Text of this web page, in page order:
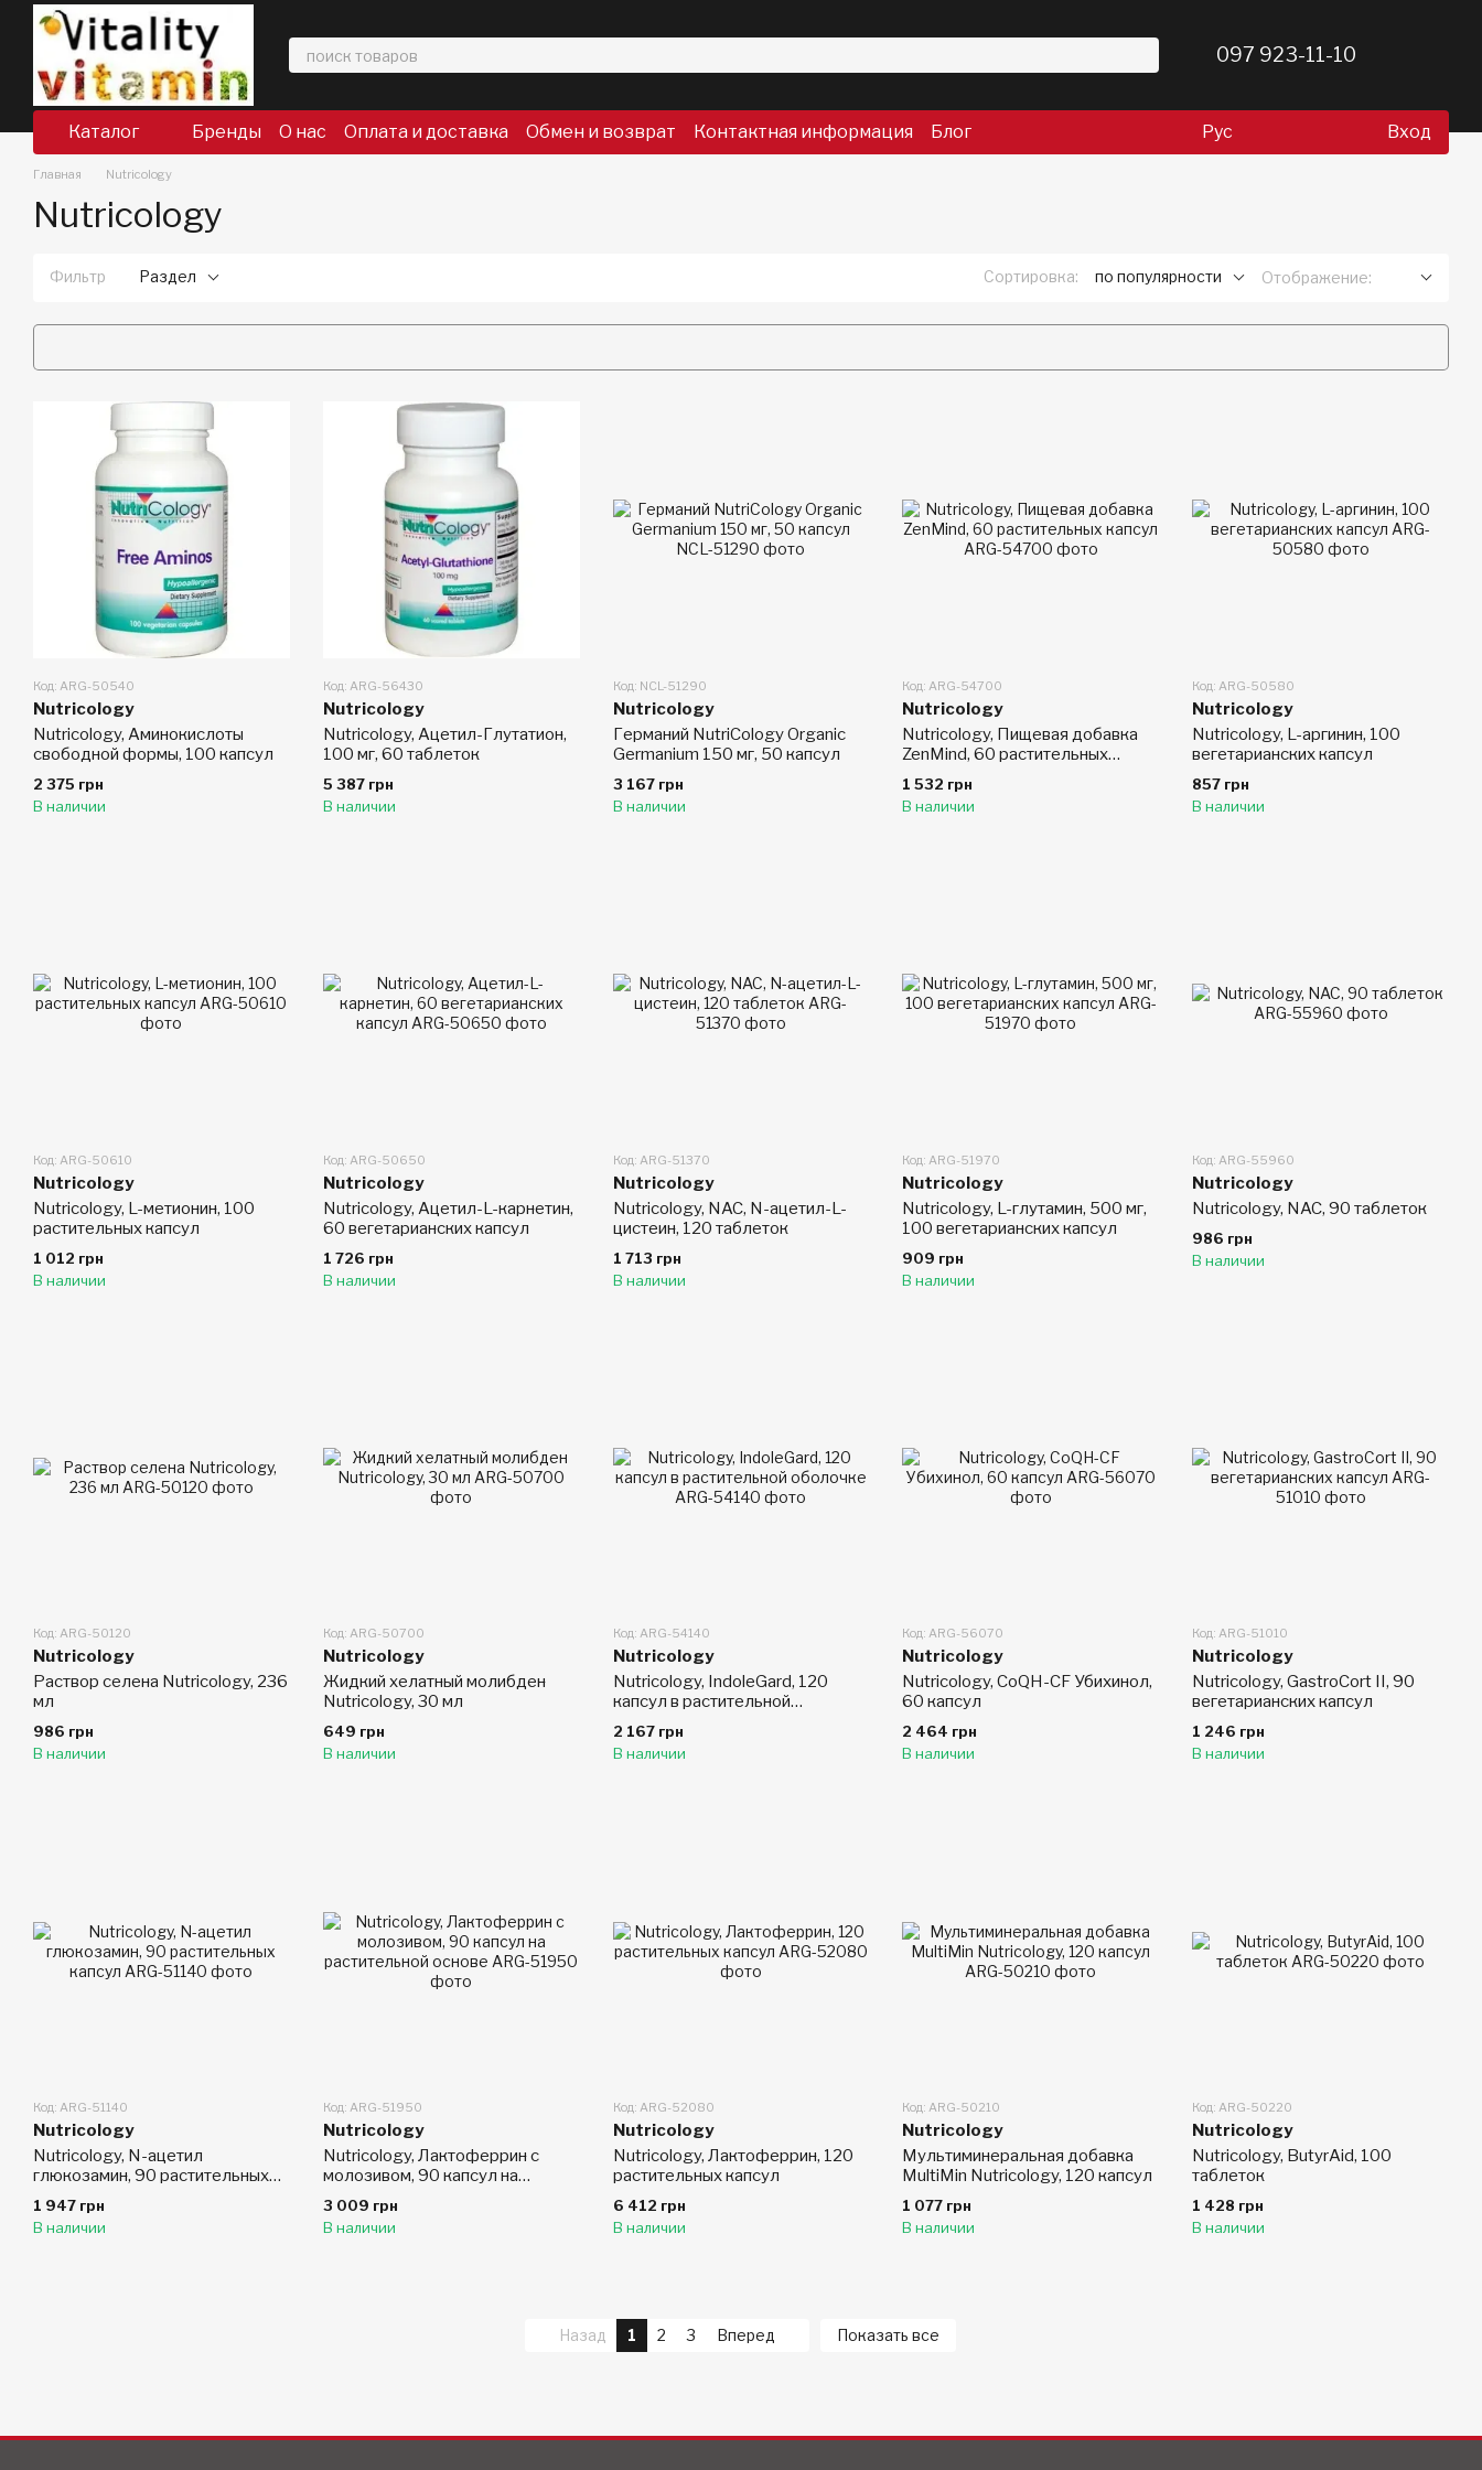
Перейти к основному контенту
097 923-11-10
Каталог Бренды О нас Оплата и доставка Обмен и возврат Контактная информация Блог Рус Вход
Главная Nutricology
Nutricology
Фильтр Раздел Сортировка: по популярности Отображение:
Код: ARG-50540
Nutricology
Nutricology, Аминокислоты
свободной формы, 100 капсул
2 375 грн
В наличии
Код: ARG-56430
Nutricology
Nutricology, Ацетил-Глутатион,
100 мг, 60 таблеток
5 387 грн
В наличии
Код: NCL-51290
Nutricology
Германий NutriCology Organic
Germanium 150 мг, 50 капсул
3 167 грн
В наличии
Код: ARG-54700
Nutricology
Nutricology, Пищевая добавка
ZenMind, 60 растительных
капсул
1 532 грн
В наличии
Код: ARG-50580
Nutricology
Nutricology, L-аргинин, 100
вегетарианских капсул
857 грн
В наличии
Код: ARG-50610
Nutricology
Nutricology, L-метионин, 100
растительных капсул
1 012 грн
В наличии
Код: ARG-50650
Nutricology
Nutricology, Ацетил-L-карнетин,
60 вегетарианских капсул
1 726 грн
В наличии
Код: ARG-51370
Nutricology
Nutricology, NAC, N-ацетил-L-
цистеин, 120 таблеток
1 713 грн
В наличии
Код: ARG-51970
Nutricology
Nutricology, L-глутамин, 500 мг,
100 вегетарианских капсул
909 грн
В наличии
Код: ARG-55960
Nutricology
Nutricology, NAC, 90 таблеток
986 грн
В наличии
Код: ARG-50120
Nutricology
Раствор селена Nutricology, 236
мл
986 грн
В наличии
Код: ARG-50700
Nutricology
Жидкий хелатный молибден
Nutricology, 30 мл
649 грн
В наличии
Код: ARG-54140
Nutricology
Nutricology, IndoleGard, 120
капсул в растительной
оболочке
2 167 грн
В наличии
Код: ARG-56070
Nutricology
Nutricology, CoQH-CF Убихинол,
60 капсул
2 464 грн
В наличии
Код: ARG-51010
Nutricology
Nutricology, GastroCort II, 90
вегетарианских капсул
1 246 грн
В наличии
Код: ARG-51140
Nutricology
Nutricology, N-ацетил
глюкозамин, 90 растительных
капсул
1 947 грн
В наличии
Код: ARG-51950
Nutricology
Nutricology, Лактоферрин с
молозивом, 90 капсул на
растительной основе
3 009 грн
В наличии
Код: ARG-52080
Nutricology
Nutricology, Лактоферрин, 120
растительных капсул
6 412 грн
В наличии
Код: ARG-50210
Nutricology
Мультиминеральная добавка
MultiMin Nutricology, 120 капсул
1 077 грн
В наличии
Код: ARG-50220
Nutricology
Nutricology, ButyrAid, 100
таблеток
1 428 грн
В наличии
Назад 1 2 3 Вперед Показать все